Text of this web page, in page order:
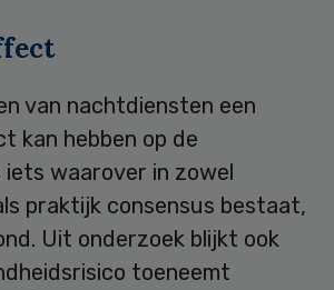
van nachtdiensten een
kan hebben op de
iets waarover in zowel
praktijk consensus bestaat,
Uit onderzoek blijkt ook
toeneemt